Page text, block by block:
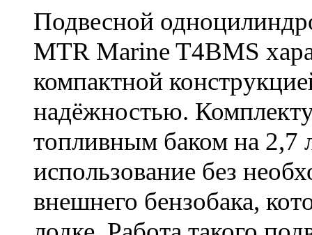
Подвесной
MTR Marine T4BMS
компактной
надёжностью.
топливным баком на 2,7
использование без
внешнего бензобака,